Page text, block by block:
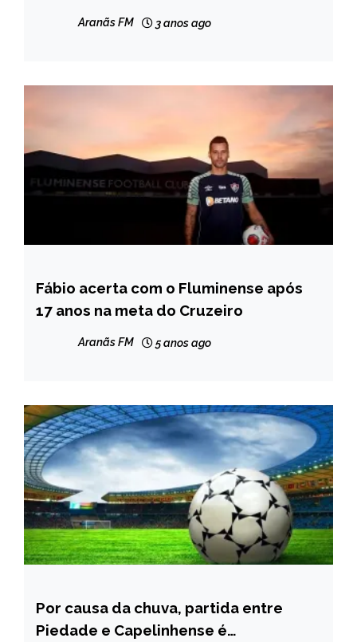
Aranãs FM 3 anos ago
ESPORTES
NOTÍCIAS
Fábio acerta com o Fluminense após
17 anos na meta do Cruzeiro
Aranãs FM 5 anos ago
ESPORTES
NOTÍCIAS
Por causa da chuva, partida entre
Piedade e Capelinhense é